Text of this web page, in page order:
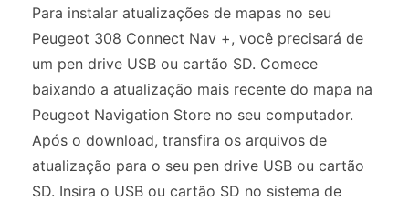
Para instalar atualizações de mapas no seu
Peugeot 308 Connect Nav +, você precisará de
um pen drive USB ou cartão SD. Comece
baixando a atualização mais recente do mapa na
Peugeot Navigation Store no seu computador.
Após o download, transfira os arquivos de
atualização para o seu pen drive USB ou cartão
SD. Insira o USB ou cartão SD no sistema de